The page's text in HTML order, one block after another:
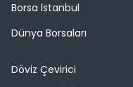
Borsa İstanbul
Dünya Borsaları
Döviz Çevirici